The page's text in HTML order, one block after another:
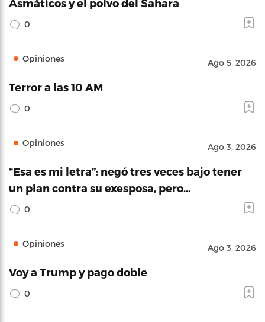
Asmáticos y el polvo del Sahara
0
Opiniones Ago 5, 2026
Terror a las 10 AM
0
Opiniones Ago 3, 2026
“Esa es mi letra”: negó tres veces bajo tener
un plan contra su exesposa, pero…
0
Opiniones Ago 3, 2026
Voy a Trump y pago doble
0